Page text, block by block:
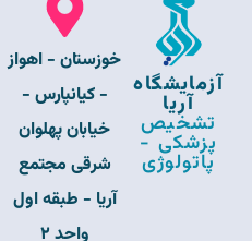
آزمایشگاه
آریا
تشخیص
پزشکی -
پاتولوژی
خوزستان - اهواز
- کیانپارس -
خیابان پهلوان
شرقی مجتمع
آریا - طبقه اول
واحد 2